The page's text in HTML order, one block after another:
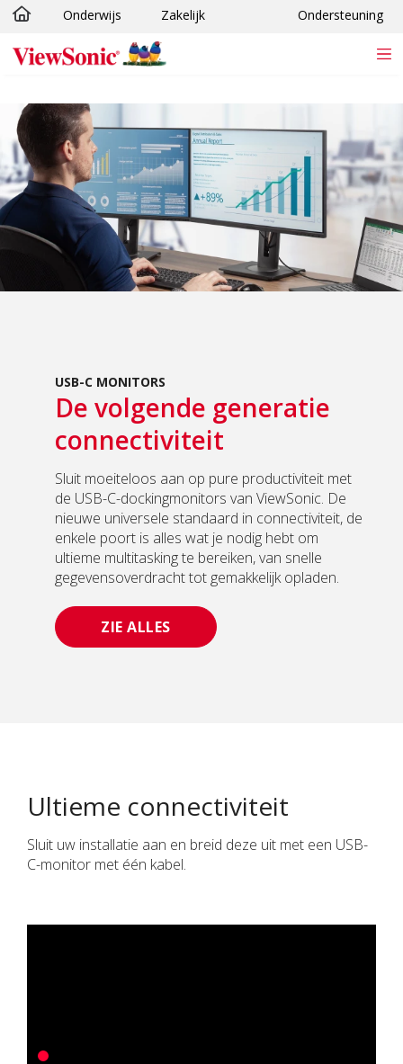
Ga naar hoofdinhoud
Onderwijs Zakelijk Ondersteuning
USB-C MONITORS
De volgende generatie
connectiviteit
Sluit moeiteloos aan op pure productiviteit met
de USB-C-dockingmonitors van ViewSonic. De
nieuwe universele standaard in connectiviteit, de
enkele poort is alles wat je nodig hebt om
ultieme multitasking te bereiken, van snelle
gegevensoverdracht tot gemakkelijk opladen.
ZIE ALLES
Ultieme connectiviteit
Sluit uw installatie aan en breid deze uit met een USB-
C-monitor met één kabel.